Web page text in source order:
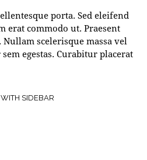
porta. Sed eleifend
commodo ut. Praesent
scelerisque massa vel
egestas. Curabitur placerat
WITH SIDEBAR